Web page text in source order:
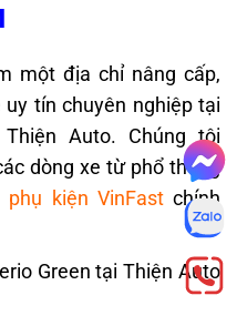
một địa chỉ nâng cấp,
tín chuyên nghiệp tại
Auto. Chúng tôi
dòng xe từ phổ thông
phụ kiện VinFastchính
Green tại Thiện Auto